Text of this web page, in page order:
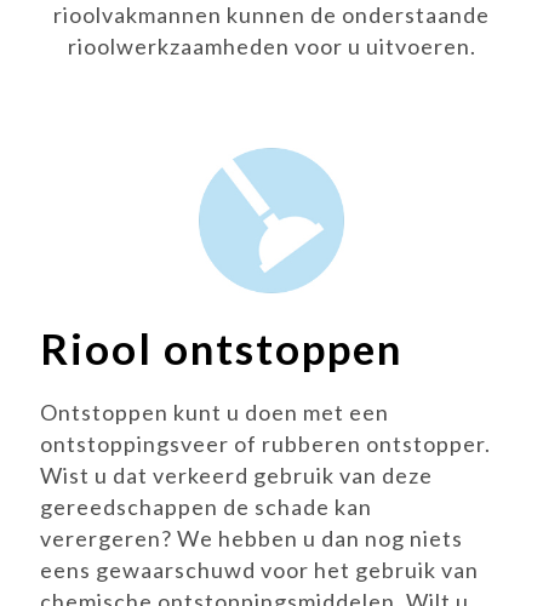
rioolvakmannen kunnen de onderstaande
rioolwerkzaamheden voor u uitvoeren.
Riool ontstoppen
Ontstoppen kunt u doen met een
ontstoppingsveer of rubberen ontstopper.
Wist u dat verkeerd gebruik van deze
gereedschappen de schade kan
verergeren? We hebben u dan nog niets
eens gewaarschuwd voor het gebruik van